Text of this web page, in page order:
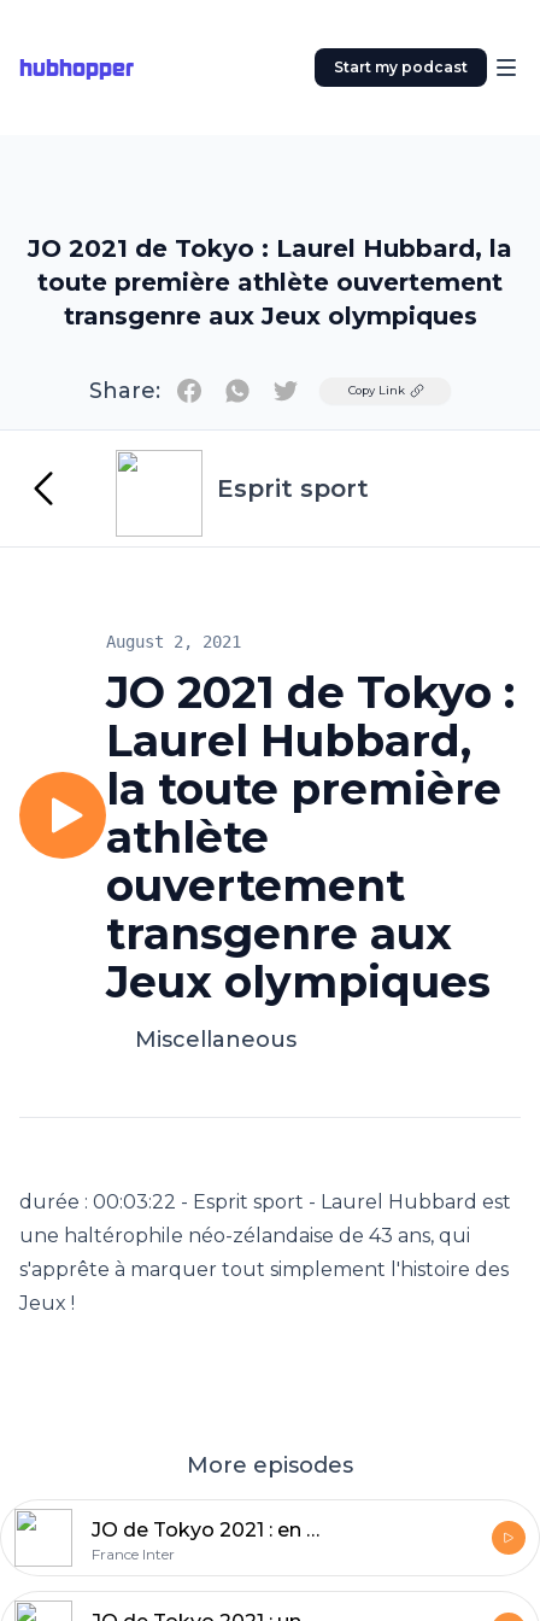
hubhopper Start my podcast
JO 2021 de Tokyo : Laurel Hubbard, la
toute première athlète ouvertement
transgenre aux Jeux olympiques
Share: TwitterCopy Link
Esprit sport
JO 2021 de Tokyo :
Laurel Hubbard,
la toute première
athlète
ouvertement
transgenre aux
Jeux olympiques
August 2, 2021
Miscellaneous
durée : 00:03:22 - Esprit sport - Laurel Hubbard est
une haltérophile néo-zélandaise de 43 ans, qui
s'apprête à marquer tout simplement l'histoire des
Jeux !
More episodes
JO de Tokyo 2021 : en skateboard, trois jeunes médaillées âgées de 12 et 13 ans
France Inter